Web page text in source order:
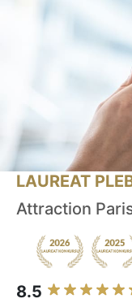
LAUREAT
Attraction
8.5